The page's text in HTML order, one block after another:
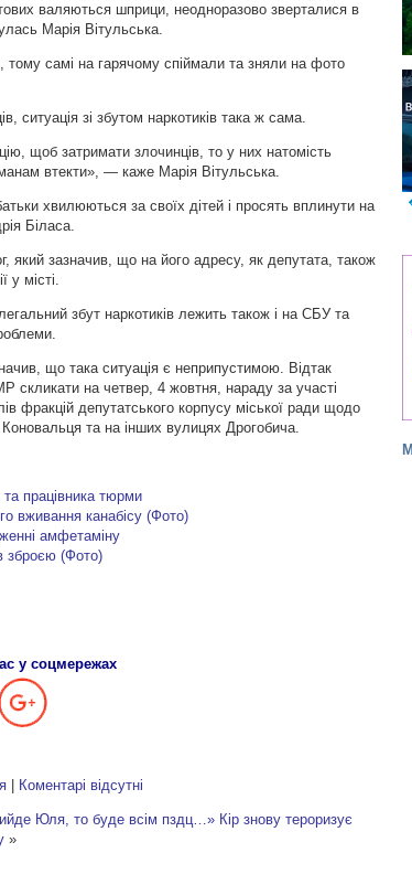
валяються шприци, неодноразово зверталися в
Марія Вітульська.
самі на гарячому спіймали та зняли на фото
ситуація зі збутом наркотиків така ж сама.
щоб затримати злочинців, то у них натомість
втекти», — каже Марія Вітульська.
хвилюються за своїх дітей і просять вплинути на
Біласа.
який зазначив, що на його адресу, як депутата, також
у місті.
збут наркотиків лежить також і на СБУ та
що така ситуація є неприпустимою. Відтак
скликати на четвер, 4 жовтня, нараду за участі
фракцій депутатського корпусу міської ради щодо
та на інших вулицях Дрогобича.
та працівника тюрми
вживання канабісу (Фото)
амфетаміну
зброєю (Фото)
у соцмережах
| Коментарі відсутні
Юля, то буде всім пздц…» Кір знову тероризує
»